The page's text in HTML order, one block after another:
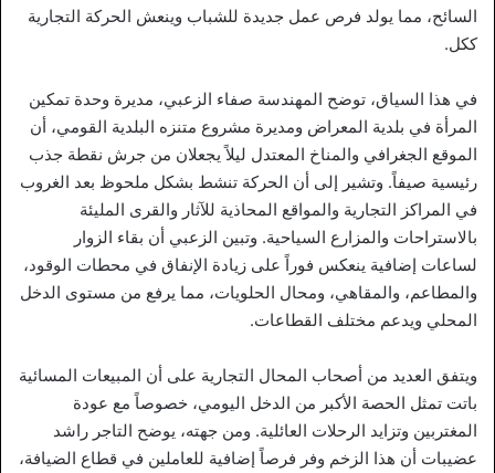
السائح، مما يولد فرص عمل جديدة للشباب وينعش الحركة التجارية
ككل.
في هذا السياق، توضح المهندسة صفاء الزعبي، مديرة وحدة تمكين
المرأة في بلدية المعراض ومديرة مشروع متنزه البلدية القومي، أن
الموقع الجغرافي والمناخ المعتدل ليلاً يجعلان من جرش نقطة جذب
رئيسية صيفاً. وتشير إلى أن الحركة تنشط بشكل ملحوظ بعد الغروب
في المراكز التجارية والمواقع المحاذية للآثار والقرى المليئة
بالاستراحات والمزارع السياحية. وتبين الزعبي أن بقاء الزوار
لساعات إضافية ينعكس فوراً على زيادة الإنفاق في محطات الوقود،
والمطاعم، والمقاهي، ومحال الحلويات، مما يرفع من مستوى الدخل
المحلي ويدعم مختلف القطاعات.
ويتفق العديد من أصحاب المحال التجارية على أن المبيعات المسائية
باتت تمثل الحصة الأكبر من الدخل اليومي، خصوصاً مع عودة
المغتربين وتزايد الرحلات العائلية. ومن جهته، يوضح التاجر راشد
عضيبات أن هذا الزخم وفر فرصاً إضافية للعاملين في قطاع الضيافة،